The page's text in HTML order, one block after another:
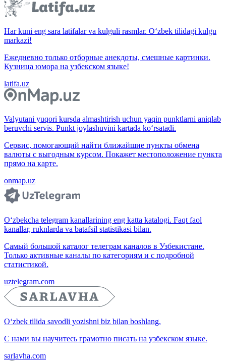
Har kuni eng sara latifalar va kulguli rasmlar. O‘zbek tilidagi kulgu
markazi!
Ежедневно только отборные анекдоты, смешные картинки.
Кузница юмора на узбекском языке!
latifa.uz
Valyutani yuqori kursda almashtirish uchun yaqin punktlarni aniqlab
beruvchi servis. Punkt joylashuvini kartada ko‘rsatadi.
Сервис, помогающий найти ближайшие пункты обмена
валюты с выгодным курсом. Покажет местоположение пункта
прямо на карте.
onmap.uz
O‘zbekcha telegram kanallarining eng katta katalogi. Faqt faol
kanallar, ruknlarda va batafsil statistikasi bilan.
Самый большой каталог телеграм каналов в Узбекистане.
Только активные каналы по категориям и с подробной
статистикой.
uztelegram.com
O‘zbek tilida savodli yozishni biz bilan boshlang.
С нами вы научитесь грамотно писать на узбекском языке.
sarlavha.com